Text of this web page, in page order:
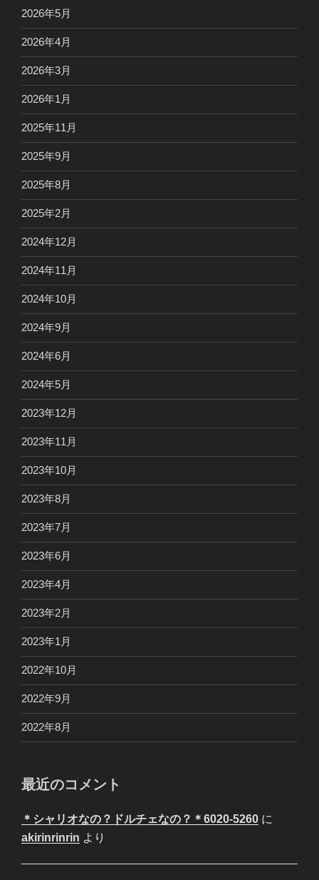
2026年5月
2026年4月
2026年3月
2026年1月
2025年11月
2025年9月
2025年8月
2025年2月
2024年12月
2024年11月
2024年10月
2024年9月
2024年6月
2024年5月
2023年12月
2023年11月
2023年10月
2023年8月
2023年7月
2023年6月
2023年4月
2023年2月
2023年1月
2022年10月
2022年9月
2022年8月
最近のコメント
＊シャリオなの？ドルチェなの？＊6020-5260 に
akirinrinrin より